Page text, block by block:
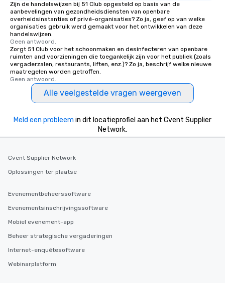
Zijn de handelswijzen bij 51 Club opgesteld op basis van de
aanbevelingen van gezondheidsdiensten van openbare
overheidsinstanties of privé-organisaties? Zo ja, geef op van welke
organisaties gebruik werd gemaakt voor het ontwikkelen van deze
handelswijzen.
Geen antwoord.
Zorgt 51 Club voor het schoonmaken en desinfecteren van openbare
ruimten and voorzieningen die toegankelijk zijn voor het publiek (zoals
vergaderzalen, restaurants, liften, enz.)? Zo ja, beschrijf welke nieuwe
maatregelen worden getroffen.
Geen antwoord.
Alle veelgestelde vragen weergeven
Meld een probleem in dit locatieprofiel aan het Cvent Supplier
Network.
Cvent Supplier Network
Oplossingen ter plaatse
Evenementbeheerssoftware
Evenementsinschrijvingssoftware
Mobiel evenement-app
Beheer strategische vergaderingen
Internet-enquêtesoftware
Webinarplatform